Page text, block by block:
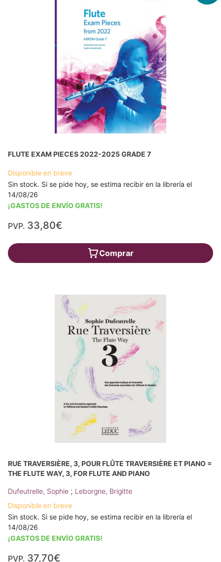
FLUTE EXAM PIECES 2022-2025 GRADE 7
Disponible en breve
Sin stock. Si se pide hoy, se estima recibir en la librería el
14/08/26
¡GASTOS DE ENVÍO GRATIS!
PVP. 33,80€
Comprar
RUE TRAVERSIÈRE, 3, POUR FLÛTE TRAVERSIÈRE ET PIANO =
THE FLUTE WAY, 3, FOR FLUTE AND PIANO
Dufeutrelle, Sophie ; Leborgne, Brigitte
Disponible en breve
Sin stock. Si se pide hoy, se estima recibir en la librería el
14/08/26
¡GASTOS DE ENVÍO GRATIS!
PVP. 37,70€